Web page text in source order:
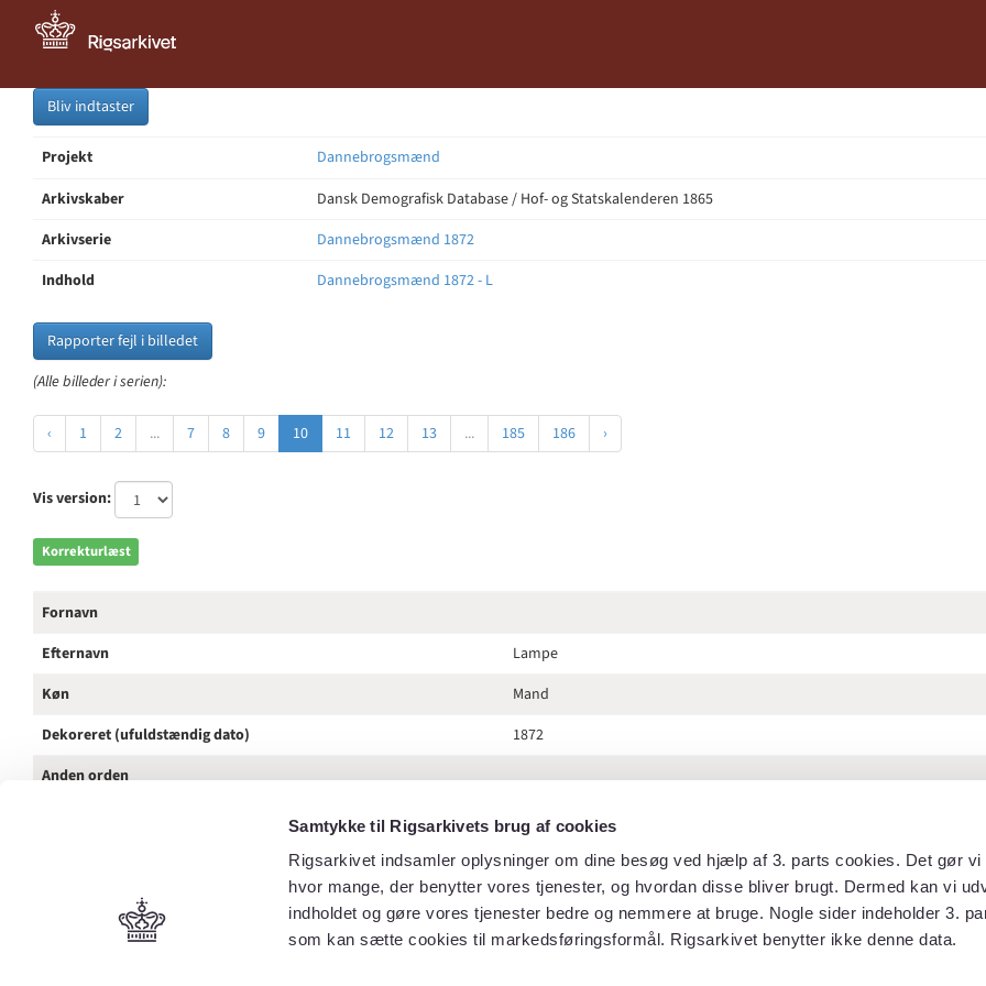
Samtykke til Rigsarkivets brug af cookies
Rigsarkivet indsamler oplysninger om dine besøg ved hjælp af 3. parts cookies. Det gør vi
hvor mange, der benytter vores tjenester, og hvordan disse bliver brugt. Dermed kan vi
indholdet og gøre vores tjenester bedre og nemmere at bruge. Nogle sider indeholder 3.
som kan sætte cookies til markedsføringsformål. Rigsarkivet benytter ikke denne data.
Bliv indtaster
Projekt
Dannebrogsmænd
Arkivskaber
Dansk Demografisk Database / Hof- og Statskalenderen 1865
Arkivserie
Dannebrogsmænd 1872
Indhold
Dannebrogsmænd 1872 - L
Rapporter fejl i billedet
(Alle billeder i serien):
‹ 1 2 ... 7 8 9 10 11 12 13 ... 185 186 ›
Vis version:
Korrekturlæst
Fornavn
Efternavn
Lampe
Køn
Mand
Dekoreret (ufuldstændig dato)
1872
Anden orden
Hof- og statskalenderen 1872
149